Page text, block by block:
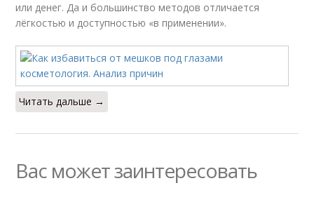
или денег. Да и большинство методов отличается
лёгкостью и доступностью «в применении».
Читать дальше →
Вас может заинтересовать